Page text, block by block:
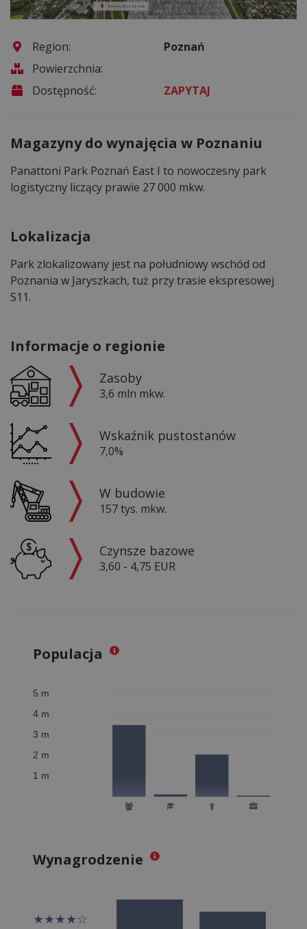
Region:
Poznań
Powierzchnia:
Dostępność:
ZAPYTAJ
Magazyny do wynajęcia w Poznaniu
Panattoni Park Poznań East I to nowoczesny park
logistyczny liczący prawie 27 000 mkw.
Lokalizacja
Park zlokalizowany jest na południowy wschód od
Poznania w Jaryszkach, tuż przy trasie ekspresowej
S11.
Informacje o regionie
Zasoby
3,6 mln mkw.
Wskaźnik pustostanów
7,0%
W budowie
157 tys. mkw.
Czynsze bazowe
3,60 - 4,75 EUR
Populacja
Wynagrodzenie